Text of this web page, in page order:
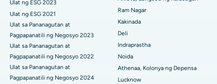
Pinakamahusay na Ospital sa Canal Circular Road, Kolkata
Pinakamahusay na Ospital sa CBD Belapur, Navi Mumbai
Pinakamahusay na Ospital sa Panchavati, Nashik
Pinakamahusay na Ospital sa Secunderabad, Hyderabad
Ceramic Kabuuang Pagpapalit ng Tuhod
ERCP
Ulat ng ESG 2023
Ulat ng ESG 2021
Ulat sa Pananagutan at
Pagpapanatili ng Negosyo 2023
Ulat sa Pananagutan at
Pagpapanatili ng Negosyo 2022
Ulat sa Pananagutan at
Pagpapanatili ng Negosyo 2024
Ram Nagar
Kakinada
Deli
Indraprastha
Noida
Athenaa, Kolonya ng Depensa
Lucknow